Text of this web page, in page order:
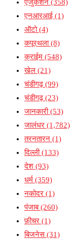
एजुकेशन (358)
एनआरआई (1)
ऑटो(4)
कपूरथला(8)
क्राईम (548)
खेल (21)
चंडीगढ़(99)
चंडीगढ़(23)
जानकारी(53)
जालंधर (1,782)
तरनतारन (1)
दिल्ली(133)
देश (93)
धर्म (359)
नकोदर (1)
पंजाब(260)
फ़ीचर (1)
बिजनेस(31)